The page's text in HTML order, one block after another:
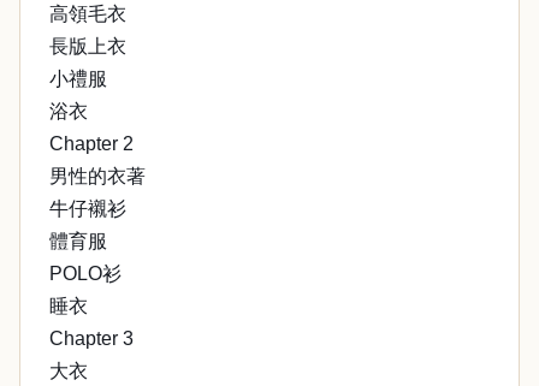
高領毛衣
長版上衣
小禮服
浴衣
Chapter 2
男性的衣著
牛仔襯衫
體育服
POLO衫
睡衣
Chapter 3
大衣